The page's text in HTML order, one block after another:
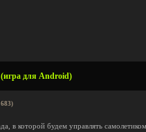
для Android)
в которой будем управлять